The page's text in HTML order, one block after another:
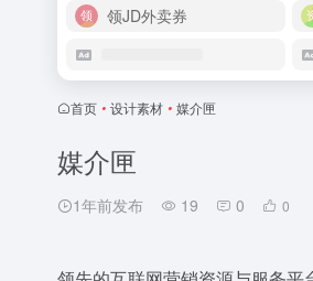
领JD外卖券
首页 • 设计素材 • 媒介匣
媒介匣
1年前发布 19 0 0